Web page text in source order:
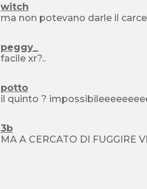
witch
ma non potevano darle il
peggy_
facile xr?..
potto
il quinto ?
3b
MA A CERCATO DI FUGGIRE